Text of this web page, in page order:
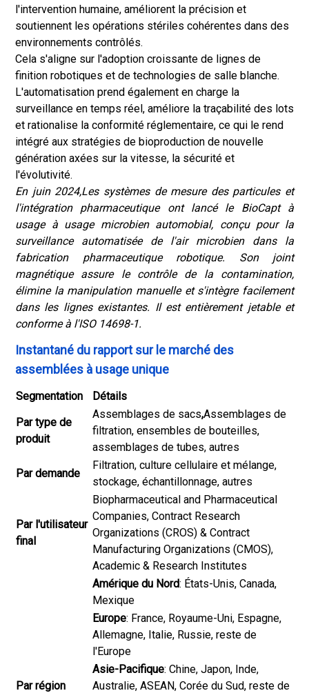
l'intervention humaine, améliorent la précision et
soutiennent les opérations stériles cohérentes dans des
environnements contrôlés.
Cela s'aligne sur l'adoption croissante de lignes de
finition robotiques et de technologies de salle blanche.
L'automatisation prend également en charge la
surveillance en temps réel, améliore la traçabilité des lots
et rationalise la conformité réglementaire, ce qui le rend
intégré aux stratégies de bioproduction de nouvelle
génération axées sur la vitesse, la sécurité et
l'évolutivité.
En juin 2024,Les systèmes de mesure des particules et
l'intégration pharmaceutique ont lancé le BioCapt à
usage à usage microbien automobial, conçu pour la
surveillance automatisée de l'air microbien dans la
fabrication pharmaceutique robotique. Son joint
magnétique assure le contrôle de la contamination,
élimine la manipulation manuelle et s'intègre facilement
dans les lignes existantes. Il est entièrement jetable et
conforme à l'ISO 14698-1.
Instantané du rapport sur le marché des
assemblées à usage unique
Segmentation
Détails
Par type de
produit
Assemblages de sacs,Assemblages de
filtration, ensembles de bouteilles,
assemblages de tubes, autres
Par demande
Filtration, culture cellulaire et mélange,
stockage, échantillonnage, autres
Par l'utilisateur
final
Biopharmaceutical and Pharmaceutical
Companies, Contract Research
Organizations (CROS) & Contract
Manufacturing Organizations (CMOS),
Academic & Research Institutes
Par région
Amérique du Nord: États-Unis, Canada,
Mexique
Europe: France, Royaume-Uni, Espagne,
Allemagne, Italie, Russie, reste de
l'Europe
Asie-Pacifique: Chine, Japon, Inde,
Australie, ASEAN, Corée du Sud, reste de